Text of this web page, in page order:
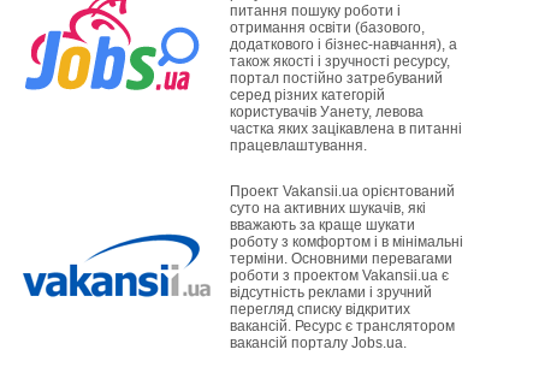
питання пошуку роботи і
отримання освіти (базового,
додаткового і бізнес-навчання), а
також якості і зручності ресурсу,
портал постійно затребуваний
серед різних категорій
користувачів Уанету, левова
частка яких зацікавлена в питанні
працевлаштування.
Проект Vakansii.ua орієнтований
суто на активних шукачів, які
вважають за краще шукати
роботу з комфортом і в мінімальні
терміни. Основними перевагами
роботи з проектом Vakansii.ua є
відсутність реклами і зручний
перегляд списку відкритих
вакансій. Ресурс є транслятором
вакансій порталу Jobs.ua.